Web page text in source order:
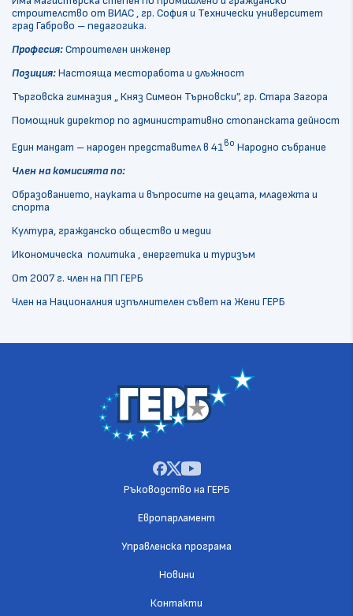
строителство от ВИАС , гр. София и Технически университет
град Габрово – педагогика.
Професия:Строителен инженер
Позиция:Настояща месторабота и длъжност
Търговска гимназия „ Княз Симеон Търновски”, гр. Стара Загора
Помощник директор по административно стопанската дейност
Един мандат – народен представител в 41во Народно събрание
Член на комисията по:
Образованието, науката и въпросите на децата, младежта и
спорта
Култура, гражданско общество и медии
Икономическа политика , енергетика и туризъм
От 2007 г. член на ПП ГЕРБ
Член на Националния изпълнителен съвет на Жени ГЕРБ
Ръководство на ГЕРБ
Европарламент
Управленска програма
Новини
Контакти